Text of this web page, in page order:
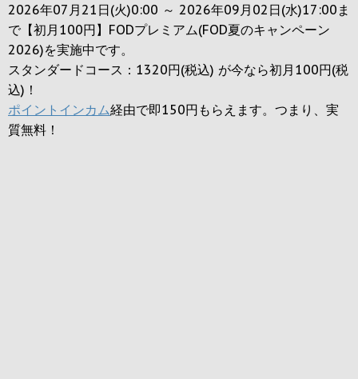
2026年07月21日(火)0:00 ～ 2026年09月02日(水)17:00ま
で【初月100円】FODプレミアム(FOD夏のキャンペーン
2026)を実施中です。
スタンダードコース：1320円(税込) が今なら初月100円(税
込)！
ポイントインカム経由で即150円もらえます。つまり、実
質無料！